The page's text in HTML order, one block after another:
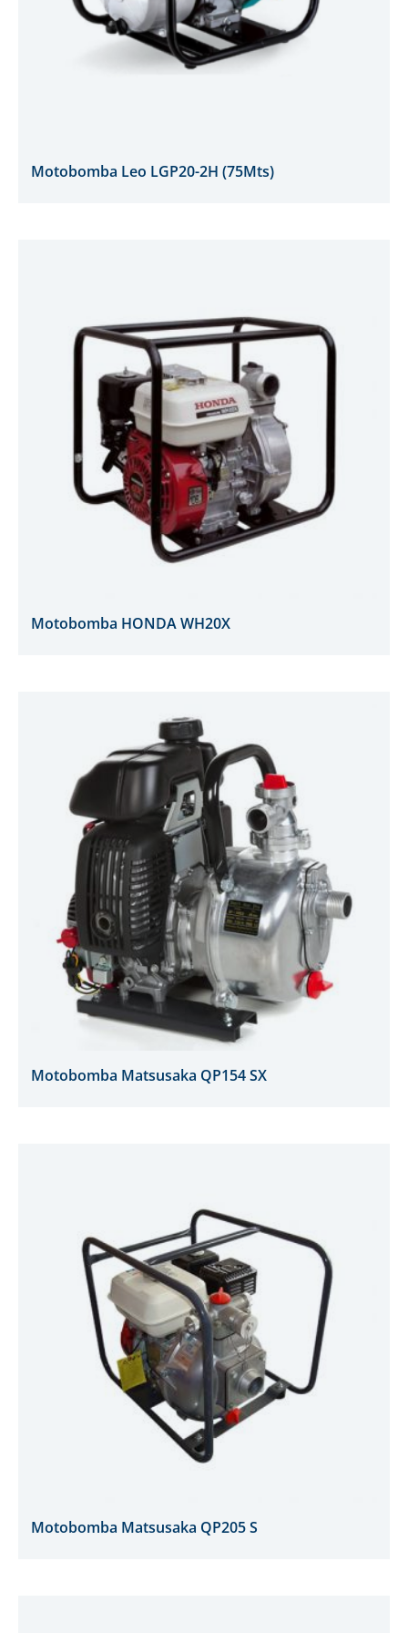
Motobomba Leo LGP20-2H (75Mts)
Motobomba HONDA WH20X
Motobomba Matsusaka QP154 SX
Motobomba Matsusaka QP205 S